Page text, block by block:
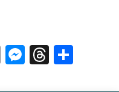
EmailMessenger
Threads